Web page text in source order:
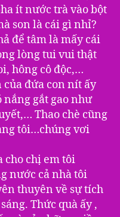
ít nước trà vào bột
son là cái gì nhỉ?
để tâm là mấy cái
lòng tui vui thật
hông cô độc,…
đứa con nít ấy
gắt gao như
Thao chè cũng
tôi…chúng vơi
cho chị em tôi
nước cả nhà tôi
thuyên về sự tích
Thức quà ấy ,